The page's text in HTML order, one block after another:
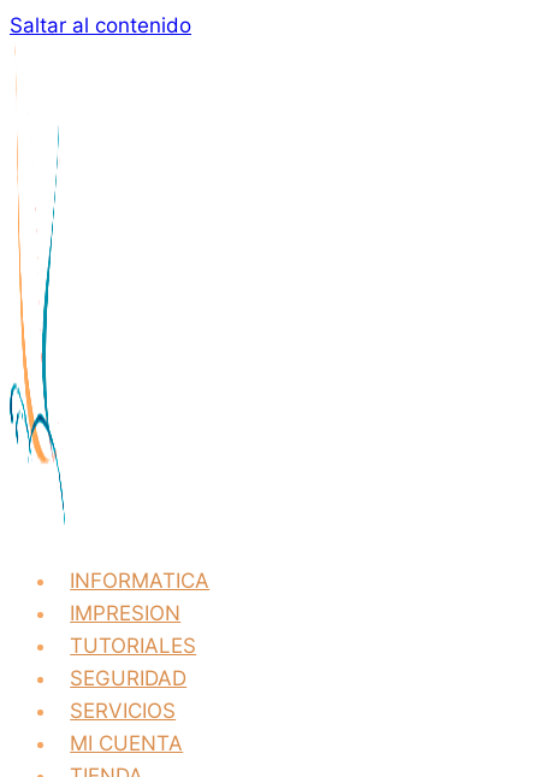
Saltar al contenido
INFORMATICA
IMPRESION
TUTORIALES
SEGURIDAD
SERVICIOS
MI CUENTA